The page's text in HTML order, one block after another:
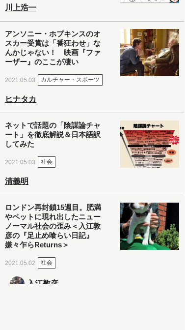
川上浩一
アンソニー・ホプキンスのオ
スカー受賞は「番狂わせ」な
んかじゃない！ 映画『ファ
ーザー』のここが凄い
2021.05.03 カルチャー・スポーツ
ヒナタカ
ネットで話題の「陰謀論チャ
ート」を徹底解説＆日本語訳
してみた
2021.05.03 社会
清義明
ロンドン再封鎖15週目。肥満
やペットに現れ出したニュー
ノーマル社会の歪み＜入江敦
彦の『足止め喰らい日記』
嫌々乍らReturns＞
2021.05.02 社会
入江敦彦